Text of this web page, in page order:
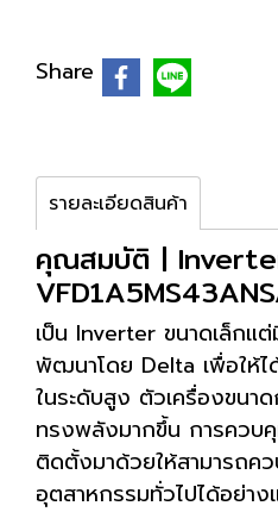
Share
รายละเอียดสินค้า
คุณสมบัติ |
เป็น Inverter ขนาดเล็กแ
พัฒนาโดย Delta เพื่อให้ไ
ในระดับสูง ตัวเครื่องขนา
ทรงพลังมากขึ้น การควบ
ติดตั้งมาด้วยให้สามารถค
อุตสาหกรรมทั่วไปได้อย่าง